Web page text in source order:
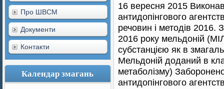
Про ШВСМ
Документи
Контакти
Календар змагань
16 вересня 2015
антидопінгового
речовин і методів 2016.
2016 року мельдоній
субстанцією як в
Мельдоній доданий в
метаболізму)
антидопінгового